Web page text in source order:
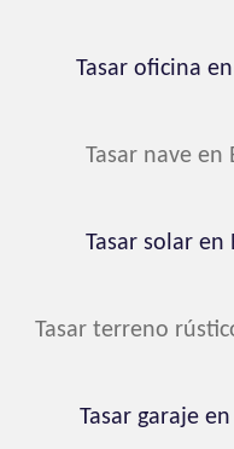
Tasar oficina
Tasar nave en
Tasar solar en
Tasar terreno
Tasar garaje